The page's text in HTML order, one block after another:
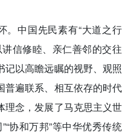
。中国先民素有“大道之行
信修睦、亲仁善邻的交往
记以高瞻远瞩的视野、观照
普遍联系、相互依存的时代
理念，发展了马克思主义世
协和万邦”等中华优秀传统